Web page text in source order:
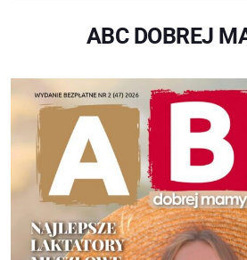
ABC DOBREJ